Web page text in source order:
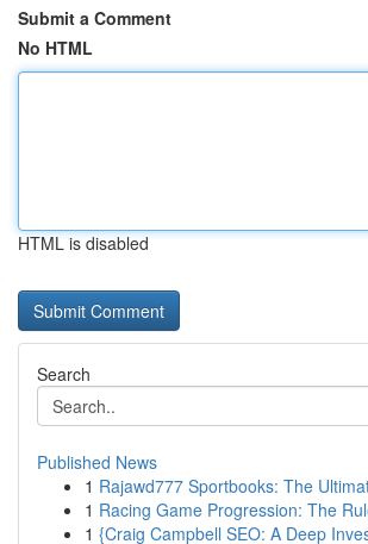
Submit a Comment
No HTML
HTML is disabled
Search
Published News
1 Rajawd777 Sportbooks: The
1 Racing Game Progression: The
1 {Craig Campbell SEO: A Deep